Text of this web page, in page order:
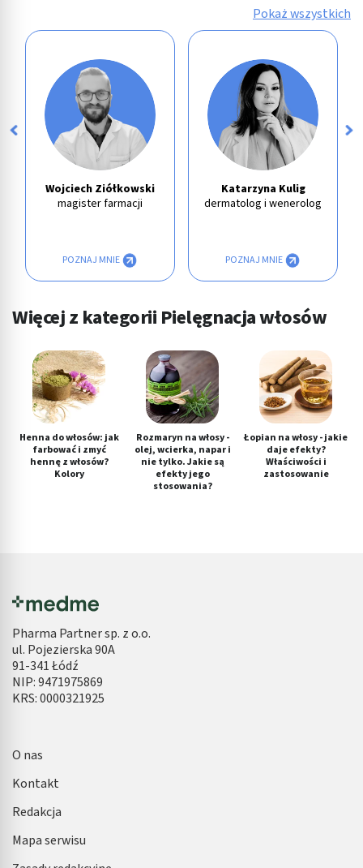
Pokaż wszystkich
Wojciech Ziółkowski
magister farmacji
POZNAJ MNIE
Katarzyna Kulig
dermatolog i wenerolog
POZNAJ MNIE
Więcej z kategorii Pielęgnacja włosów
Henna do włosów: jak
farbować i zmyć
hennę z włosów?
Kolory
Rozmaryn na włosy -
olej, wcierka, napar i
nie tylko. Jakie są
efekty jego
stosowania?
Łopian na włosy - jakie
daje efekty?
Właściwości i
zastosowanie
Pharma Partner sp. z o.o.
ul. Pojezierska 90A
91-341 Łódź
NIP: 9471975869
KRS: 0000321925
O nas
Kontakt
Redakcja
Mapa serwisu